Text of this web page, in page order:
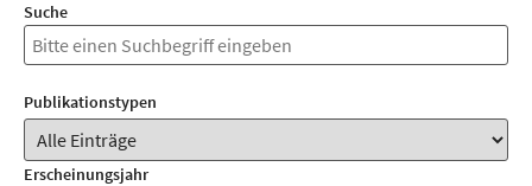
Suche
Publikationstypen
Erscheinungsjahr